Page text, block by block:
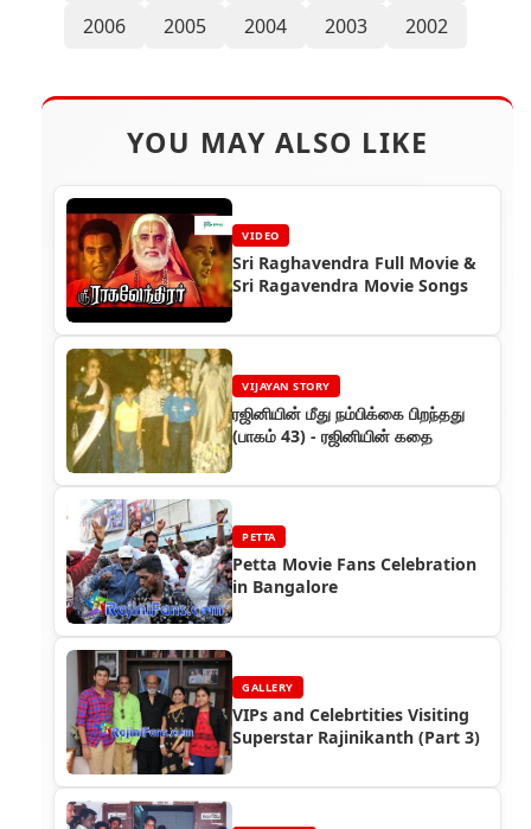
2006
2005 2004 2003 2002
YOU MAY ALSO LIKE
VIDEO
Sri Raghavendra Full Movie &
Sri Ragavendra Movie Songs
VIJAYAN STORY
ரஜினியின் மீது நம்பிக்கை பிறந்தது
(பாகம் 43) - ரஜினியின் கதை
PETTA
Petta Movie Fans Celebration
in Bangalore
GALLERY
VIPs and Celebrtities Visiting
Superstar Rajinikanth (Part 3)